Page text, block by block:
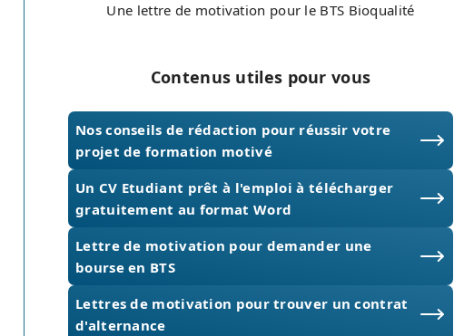
Une lettre de motivation pour le BTS Bioqualité
Contenus utiles pour vous
Nos conseils de rédaction pour réussir votre
projet de formation motivé
Un CV Etudiant prêt à l'emploi à télécharger
gratuitement au format Word
Lettre de motivation pour demander une
bourse en BTS
Lettres de motivation pour trouver un contrat
d'alternance